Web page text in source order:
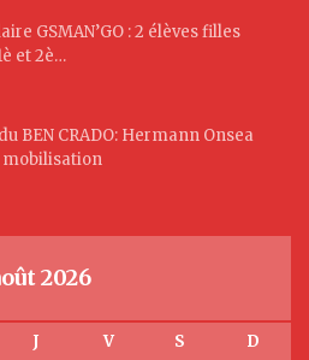
GSMAN’GO : 2 élèves filles
et 2è…
BEN CRADO: Hermann Onsea
mobilisation
2026
J V S
D